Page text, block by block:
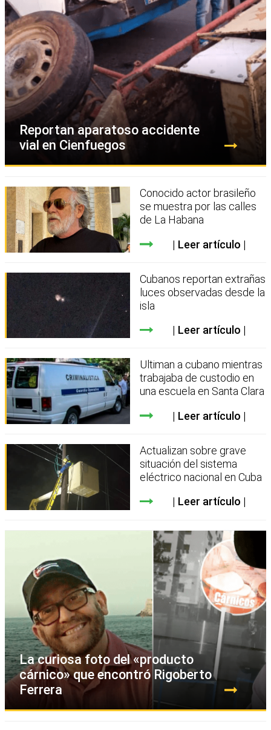
Reportan aparatoso accidente
vial en Cienfuegos
Conocido actor brasileño
se muestra por las calles
de La Habana
Leer artículo
Cubanos reportan extrañas
luces observadas desde la
isla
Leer artículo
Ultiman a cubano mientras
trabajaba de custodio en
una escuela en Santa Clara
Leer artículo
Actualizan sobre grave
situación del sistema
eléctrico nacional en Cuba
Leer artículo
La curiosa foto del «producto
cárnico» que encontró Rigoberto
Ferrera